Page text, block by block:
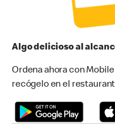
Algo delicioso al
Ordena ahora con
recógelo en el